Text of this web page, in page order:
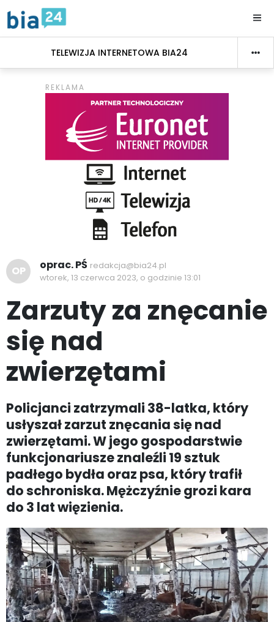
TELEWIZJA INTERNETOWA BIA24
OP oprac. PŚ redakcja@bia24.pl
wtorek, 13 czerwca 2023, o godzinie 13:01
Zarzuty za znęcanie
się nad
zwierzętami
Policjanci zatrzymali 38-latka, który
usłyszał zarzut znęcania się nad
zwierzętami. W jego gospodarstwie
funkcjonariusze znaleźli 19 sztuk
padłego bydła oraz psa, który trafił
do schroniska. Mężczyźnie grozi kara
do 3 lat więzienia.